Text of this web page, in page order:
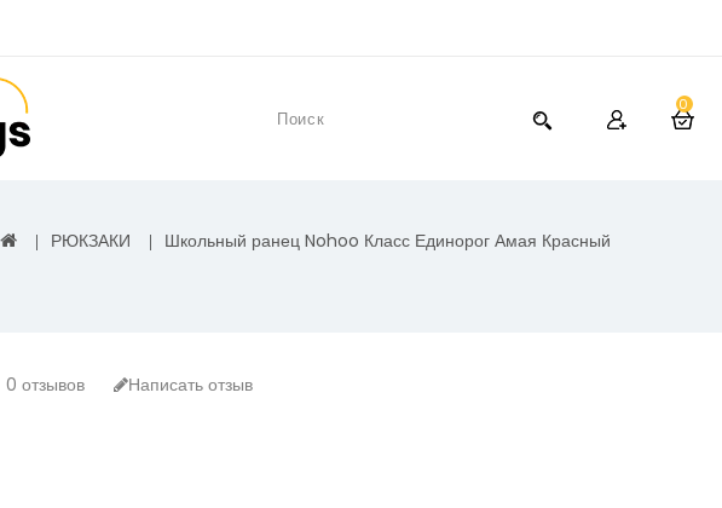
0
РЮКЗАКИ Школьный ранец Nohoo Класс Единорог Амая Красный
0 отзывов
Написать отзыв